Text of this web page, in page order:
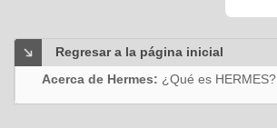
Regresar a la página inicial
Acerca de Hermes: ¿Qué es HERMES?